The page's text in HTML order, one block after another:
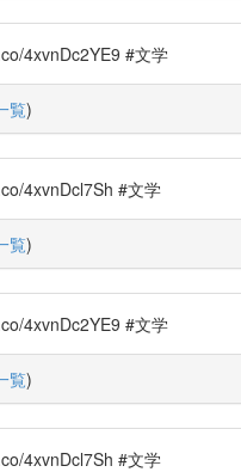
4xvnDc2YE9 #文学
覧)
4xvnDcl7Sh #文学
覧)
4xvnDc2YE9 #文学
覧)
4xvnDcl7Sh #文学